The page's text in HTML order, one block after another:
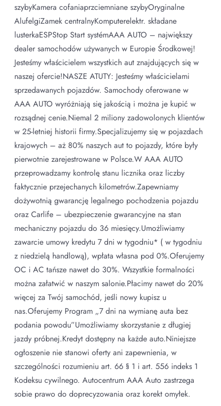
szybyKamera cofaniaprzciemniane szybyOryginalne
AlufelgiZamek centralnyKomputerelektr. składane
lusterkaESPStop Start systémAAA AUTO – największy
dealer samochodów używanych w Europie Środkowej!
Jesteśmy właścicielem wszystkich aut znajdujących się w
naszej ofercie!NASZE ATUTY: Jesteśmy właścicielami
sprzedawanych pojazdów. Samochody oferowane w
AAA AUTO wyróżniają się jakością i można je kupić w
rozsądnej cenie.Niemal 2 miliony zadowolonych klientów
w 25-letniej historii firmy.Specjalizujemy się w pojazdach
krajowych – aż 80% naszych aut to pojazdy, które były
pierwotnie zarejestrowane w Polsce.W AAA AUTO
przeprowadzamy kontrolę stanu licznika oraz liczby
faktycznie przejechanych kilometrów.Zapewniamy
dożywotnią gwarancję legalnego pochodzenia pojazdu
oraz Carlife – ubezpieczenie gwarancyjne na stan
mechaniczny pojazdu do 36 miesięcy.Umożliwiamy
zawarcie umowy kredytu 7 dni w tygodniu* ( w tygodniu
z niedzielą handlową), wpłata własna pod 0%.Oferujemy
OC i AC tańsze nawet do 30%. Wszystkie formalności
można załatwić w naszym salonie.Płacimy nawet do 20%
więcej za Twój samochód, jeśli nowy kupisz u
nas.Oferujemy Program „7 dni na wymianę auta bez
podania powodu”Umożliwiamy skorzystanie z długiej
jazdy próbnej.Kredyt dostępny na każde auto.Niniejsze
ogłoszenie nie stanowi oferty ani zapewnienia, w
szczególności rozumieniu art. 66 § 1 i art. 556 indeks 1
Kodeksu cywilnego. Autocentrum AAA Auto zastrzega
sobie prawo do doprecyzowania oraz korekt omyłek.